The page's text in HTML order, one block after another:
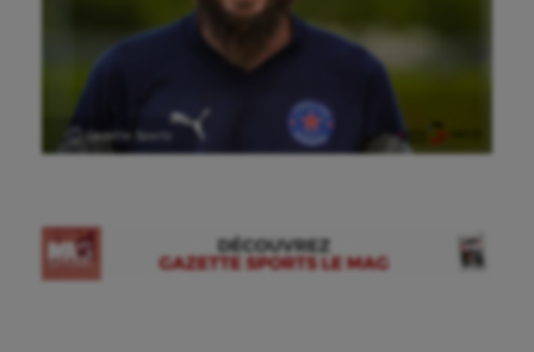
Ⓒ Gazette Sports